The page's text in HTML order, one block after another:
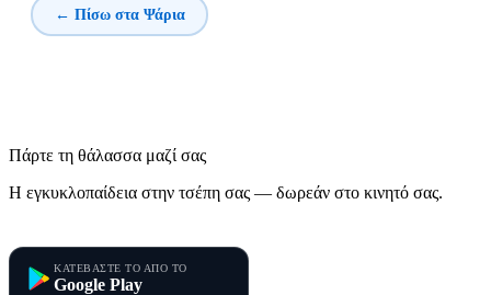
← Πίσω στα Ψάρια
Πάρτε τη θάλασσα μαζί σας
Η εγκυκλοπαίδεια στην τσέπη σας — δωρεάν στο κινητό σας.
ΚΑΤΕΒΑΣΤΕ ΤΟ ΑΠΟ ΤΟ
Google Play